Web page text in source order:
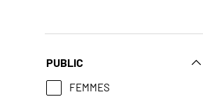
PUBLIC
FEMMES